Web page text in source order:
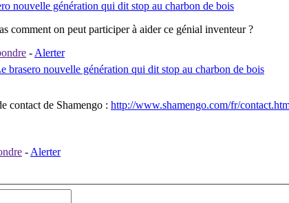
nouvelle génération qui dit stop au charbon de bois
comment on peut participer à aider ce génial inventeur ?
- Alerter
brasero nouvelle génération qui dit stop au charbon de bois
contact de Shamengo : http://www.shamengo.com/fr/
- Alerter